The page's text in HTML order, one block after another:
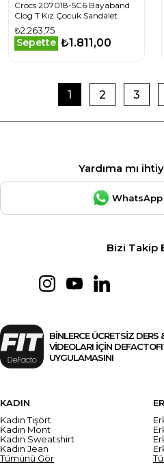
Crocs 207018-5C6 Bayaband
Clog T Kız Çocuk Sandalet
₺2.263,75
Sepette ₺1.811,00
1 2 3
Yardıma mı
Bizi Takip
BİNLERCE ÜCRETSİZ DERS
VİDEOLARI İÇİN
UYGULAMASINI
KADIN
Kadın Tişört
Kadın Mont
Kadın Sweatshirt
Kadın Jean
Tümünü Gör